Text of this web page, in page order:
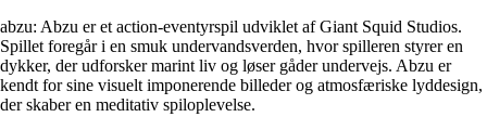
abzu: Abzu er et action-eventyrspil udviklet af Giant Squid Studios.
Spillet foregår i en smuk undervandsverden, hvor spilleren styrer en
dykker, der udforsker marint liv og løser gåder undervejs. Abzu er
kendt for sine visuelt imponerende billeder og atmosfæriske lyddesign,
der skaber en meditativ spiloplevelse.